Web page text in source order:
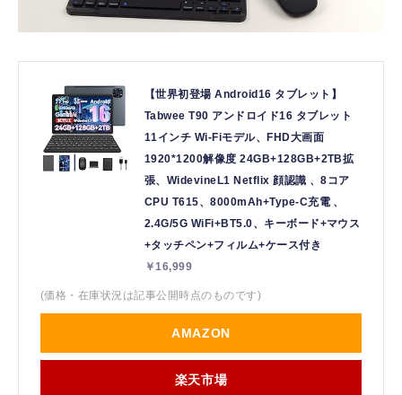
【世界初登場 Android16 タブレット】
Tabwee T90 アンドロイド16 タブレット
11インチ Wi-Fiモデル、FHD大画面
1920*1200解像度 24GB+128GB+2TB拡
張、WidevineL1 Netflix 顔認識 、8コア
CPU T615、8000mAh+Type-C充電 、
2.4G/5G WiFi+BT5.0、キーボード+マウス
+タッチペン+フィルム+ケース付き
￥16,999
(価格・在庫状況は記事公開時点のものです)
AMAZON
楽天市場